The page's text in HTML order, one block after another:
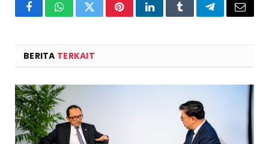
FacebookWhatsAppTwitterPinterestLinkedInTumblrTelegramEmail
BERITA TERKAIT